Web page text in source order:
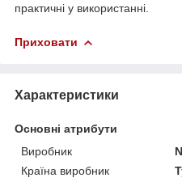
практичні у використанні.
Приховати
Характеристики
Основні атрибути
Виробник
Країна виробник